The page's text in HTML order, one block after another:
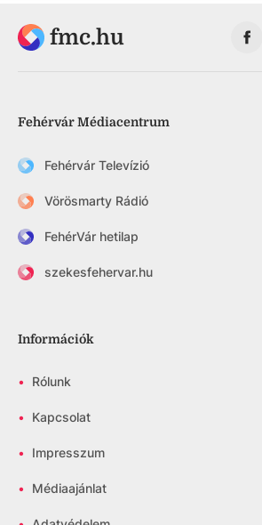
fmc.hu
Fehérvár Médiacentrum
Fehérvár Televízió
Vörösmarty Rádió
FehérVár hetilap
szekesfehervar.hu
Információk
• Rólunk
• Kapcsolat
• Impresszum
• Médiaajánlat